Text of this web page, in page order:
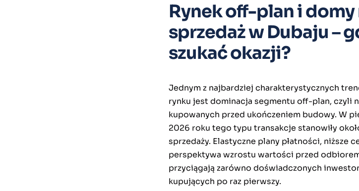
Rynek off-plan i domy
sprzedaż w Dubaju –
szukać okazji?
Jednym z najbardziej charakterystycznych
rynku jest dominacja segmentu off-plan, czyli
kupowanych przed ukończeniem budowy. W
2026 roku tego typu transakcje stanowiły
sprzedaży. Elastyczne plany płatności, niższe
perspektywa wzrostu wartości przed
przyciągają zarówno doświadczonych
kupujących po raz pierwszy.